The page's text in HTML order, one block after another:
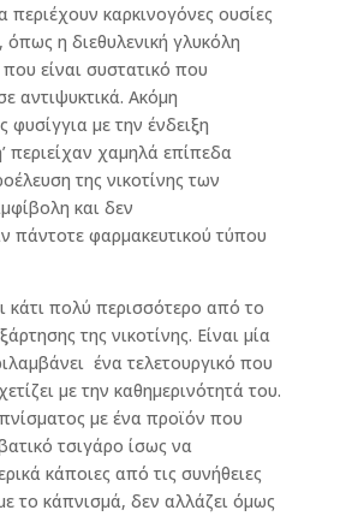
περιέχουν καρκινογόνες ουσίες
όπως η διεθυλενική γλυκόλη
είναι συστατικό που
αντιψυκτικά. Ακόμη
με την ένδειξη
περιείχαν χαμηλά επίπεδα
της νικοτίνης των
και δεν
πάντοτε φαρμακευτικού τύπου
κάτι πολύ περισσότερο από το
της νικοτίνης. Είναι μία
ένα τελετουργικό που
με την καθημερινότητά του.
με ένα προϊόν που
τσιγάρο ίσως να
κάποιες από τις συνήθειες
το κάπνισμά, δεν αλλάζει όμως